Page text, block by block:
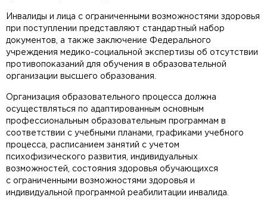
Инвалиды и лица с ограниченными возможностями здоровья
при поступлении представляют стандартный набор
документов, а также заключение Федерального
учреждения медико-социальной экспертизы об отсутствии
противопоказаний для обучения в образовательной
организации высшего образования.
Организация образовательного процесса должна
осуществляться по адаптированным основным
профессиональным образовательным программам в
соответствии с учебными планами, графиками учебного
процесса, расписанием занятий с учетом
психофизического развития, индивидуальных
возможностей, состояния здоровья обучающихся
с ограниченными возможностями здоровья и
индивидуальной программой реабилитации инвалида.